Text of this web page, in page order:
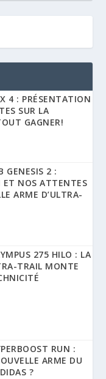
4 : PRÉSENTATION
SUR LA
GAGNER!
GENESIS 2 :
ET NOS ATTENTES
ARME D’ULTRA-
275 HILO : LA
TRAIL MONTE
RUN :
ARME DU
?